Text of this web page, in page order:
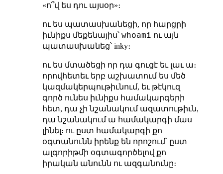
«ո՞վ ես դու այսօր»։
ու ես պատասխանեցի, որ հարցրի
իւնիքս մեքենայիս՝ whoami ու այն
պատասխանեց՝ inky։
ու ես մտածեցի որ դա գուցէ եւ լաւ ա։
որովհետեւ երբ աշխատում ես մեծ
կազմակերպութիւնում, եւ թէկուզ
գործ ունես իւնիքս համակարգերի
հետ, դա չի նշանակում ազատութիւն,
դա նշանակում ա համակարգի մաս
լինել։ ու ըստ համակարգի քո
օգտանունն իրենք են որոշում՝ ըստ
ալգորիթմի օգտագործելով քո
իրական անունն ու ազգանունը։